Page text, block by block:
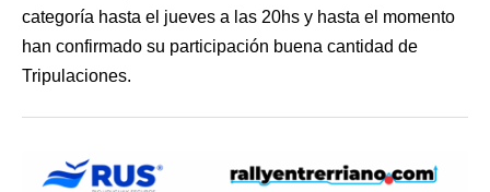
categoría hasta el jueves a las 20hs y hasta el momento
han confirmado su participación buena cantidad de
Tripulaciones.